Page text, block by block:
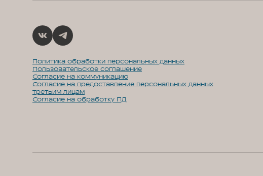
Политика обработки персональных данных
Пользовательское соглашение
Согласие на коммуникацию
Согласие на предоставление персональных данных
третьим лицам
Согласие на обработку ПД